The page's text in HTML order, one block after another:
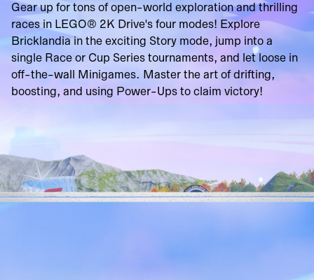
Gear up for tons of open-world exploration and thrilling
races in LEGO® 2K Drive's four modes! Explore
Bricklandia in the exciting Story mode, jump into a
single Race or Cup Series tournaments, and let loose in
off-the-wall Minigames. Master the art of drifting,
boosting, and using Power-Ups to claim victory!